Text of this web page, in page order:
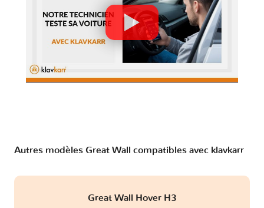
Autres modèles Great Wall compatibles avec klavkarr
Great Wall Hover H3